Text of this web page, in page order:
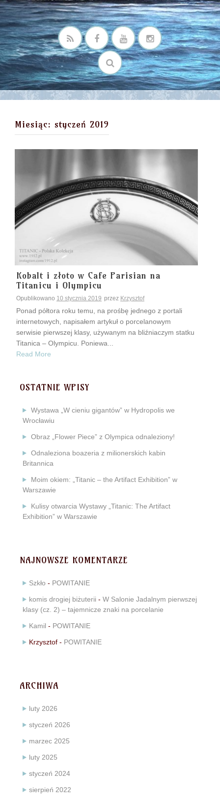
Miesiąc: styczeń 2019
Kobalt i złoto w Cafe Parisian na
Titanicu i Olympicu
Opublikowano 10 stycznia 2019 przez Krzysztof
Ponad półtora roku temu, na prośbę jednego z portali
internetowych, napisałem artykuł o porcelanowym
serwisie pierwszej klasy, używanym na bliźniaczym statku
Titanica – Olympicu. Poniewa...
Read More
OSTATNIE WPISY
Wystawa „W cieniu gigantów” w Hydropolis we
Wrocławiu
Obraz „Flower Piece” z Olympica odnaleziony!
Odnaleziona boazeria z milionerskich kabin
Britannica
Moim okiem: „Titanic – the Artifact Exhibition” w
Warszawie
Kulisy otwarcia Wystawy „Titanic: The Artifact
Exhibition” w Warszawie
NAJNOWSZE KOMENTARZE
Szkło - POWITANIE
komis drogiej biżuterii - W Salonie Jadalnym pierwszej
klasy (cz. 2) – tajemnicze znaki na porcelanie
Kamil - POWITANIE
Krzysztof - POWITANIE
ARCHIWA
luty 2026
styczeń 2026
marzec 2025
luty 2025
styczeń 2024
sierpień 2022